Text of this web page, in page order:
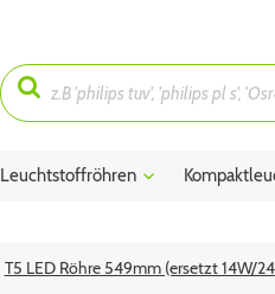
Leuchtstoffröhren
T5 LED Röhre 549mm (ersetzt 14W/